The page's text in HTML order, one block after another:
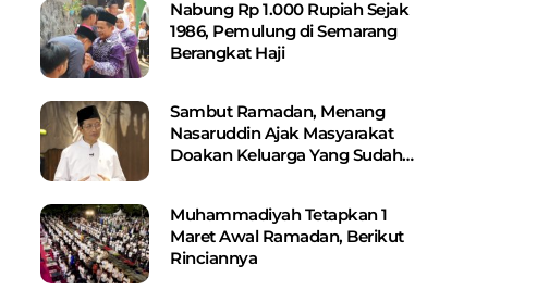
Nabung Rp 1.000 Rupiah Sejak
1986, Pemulung di Semarang
Berangkat Haji
Sambut Ramadan, Menang
Nasaruddin Ajak Masyarakat
Doakan Keluarga Yang Sudah
Muhammadiyah Tetapkan 1
Maret Awal Ramadan, Berikut
Rinciannya